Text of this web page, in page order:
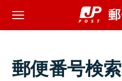
郵便番号検索